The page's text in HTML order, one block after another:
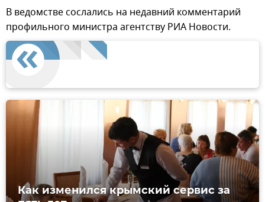
В ведомстве сослались на недавний комментарий
профильного министра агентству РИА Новости.
Как изменился крымский сервис за